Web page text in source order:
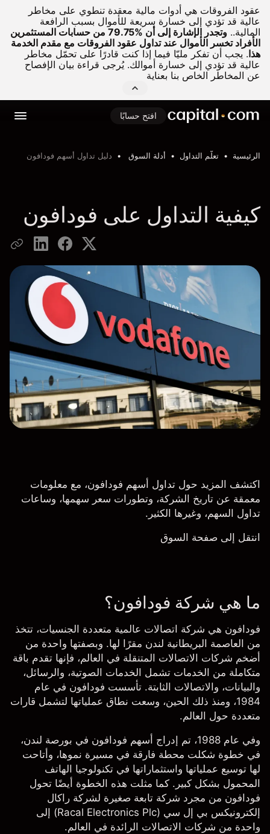
عقود الفروقات هي أدوات مالية معقدة تنطوي على مخاطر
عالية قد تؤدي إلى خسارة سريعة للأموال بسبب الرافعة
المالية..
وتجدر الإشارة إلى أن %79.75 من حسابات المستثمرين
الأفراد تخسر الأموال عند تداول عقود الفروقات مع مقدم الخدمة
هذا. يجب أن تفكر مليّا فيما إذا كنت قادرًا على تحمّل مخاطر
عالية قد تؤدي إلى خسارة أموالك. يُرجى قراءة بيان الإفصاح
عن المخاطر الخاص بنا بعناية
افتح حسابًا
الرئيسية تعلّم التداول أدلة السوق دليل تداول أسهم فودافون
كيفية التداول على فودافون
اكتشف المزيد حول تداول أسهم فودافون، مع معلومات
معمقة عن تاريخ الشركة، وتطورات سعر سهمها، وساعات
تداول السهم، وغيرها الكثير.
انتقل إلى صفحة السوق
ما هي شركة فودافون؟
فودافون هي شركة اتصالات عالمية متعددة الجنسيات، تتخذ
من العاصمة البريطانية لندن مقرًا لها. وبصفتها واحدة من
أضخم شركات الاتصالات المتنقلة في العالم، فإنها تقدم باقة
متكاملة من الخدمات تشمل الخدمات الصوتية، والرسائل،
والبيانات، والاتصالات الثابتة. تأسست فودافون في عام
1984، ومنذ ذلك الحين، وسعت نطاق عملياتها لتشمل قارات
متعددة حول العالم.
وفي عام 1988، تم إدراج أسهم فودافون في بورصة لندن،
في خطوة شكلت محطة فارقة في مسيرة نموها، وأتاحت
لها توسيع عملياتها واستثماراتها في تكنولوجيا الهاتف
المحمول بشكل كبير. كما مثلت هذه الخطوة أيضًا تحول
فودافون من مجرد شركة تابعة صغيرة لشركة راكال
إلكترونيكس بي إل سي (Racal Electronics Plc) إلى
واحدة من شركات الاتصالات الرائدة في العالم.